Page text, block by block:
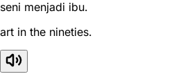
seni menjadi ibu.
art in the nineties.